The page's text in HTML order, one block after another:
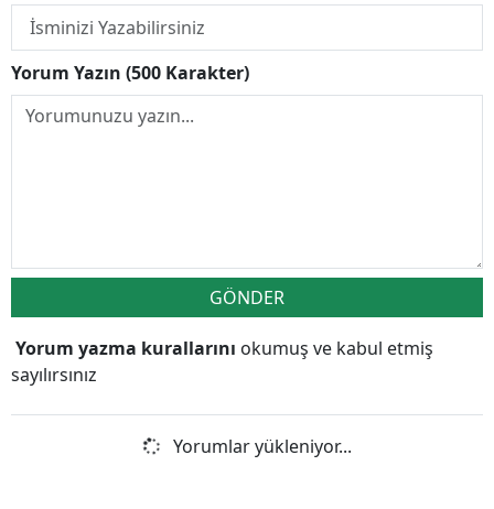
Yorum Yazın (500 Karakter)
GÖNDER
Yorum yazma kurallarını okumuş ve kabul etmiş
sayılırsınız
Yorumlar yükleniyor...